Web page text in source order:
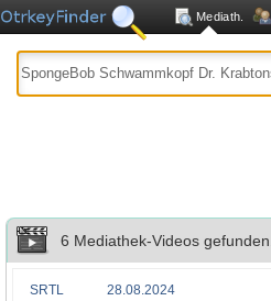
Mediath.
6 Mediathek-Videos gefunden.
SRTL
28.08.2024